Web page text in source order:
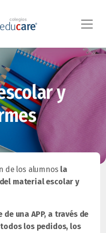
y
de los alumnos la
del material escolar y
una APP, a través de
los pedidos, los